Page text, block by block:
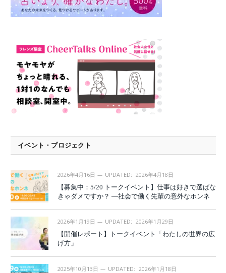
イベント・プロジェクト
2026年4月16日 UPDATED: 2026年4月18日
【募集中：5/20 トークイベント】仕事は好きで選ばな
きゃダメですか？ —社会で働く先輩の意外なホンネ
2026年1月19日 UPDATED: 2026年1月29日
【開催レポート】トークイベント「わたしの世界の広
げ方」
2025年10月13日 UPDATED: 2026年1月18日